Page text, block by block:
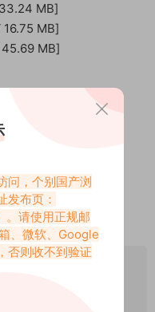
MB]
MB]
45.69 MB]
[7V 460.75 MB]
MB]
526.33 MB]
问，个别国产浏
发布页：
。请使用正规邮
、微软、Google
否则收不到验证